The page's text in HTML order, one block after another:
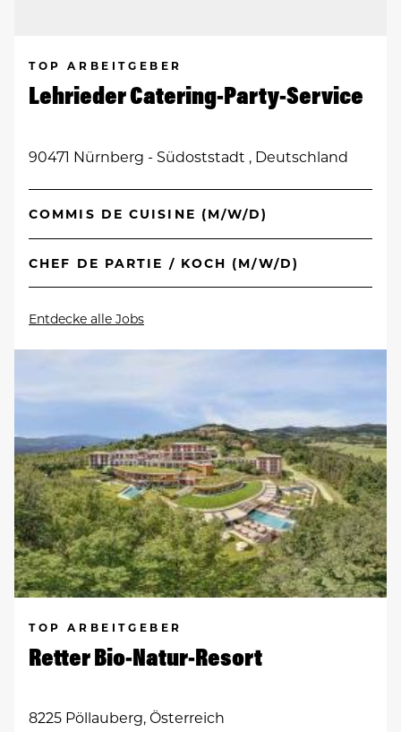
TOP ARBEITGEBER
Lehrieder Catering-Party-Service
90471 Nürnberg - Südoststadt , Deutschland
COMMIS DE CUISINE (M/W/D)
CHEF DE PARTIE / KOCH (M/W/D)
Entdecke alle Jobs
TOP ARBEITGEBER
Retter Bio-Natur-Resort
8225 Pöllauberg, Österreich